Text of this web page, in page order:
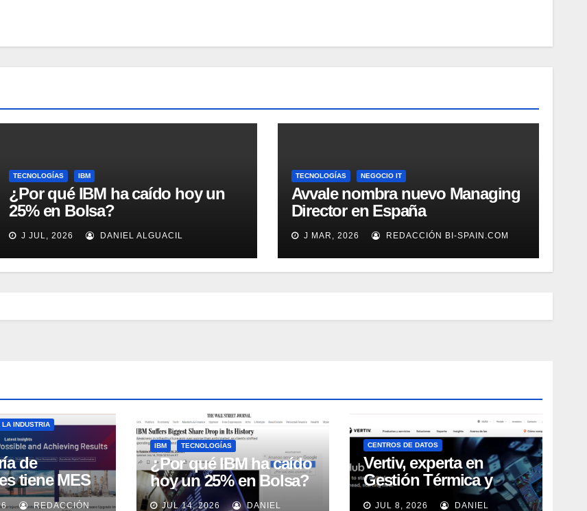
TECNOLOGÍAS IBM
¿Por qué IBM ha caído hoy un
25% en Bolsa?
J JUL, 2026 DANIEL ALGUACIL
TECNOLOGÍAS NEGOCIO IT
Avvale nombra nuevo Managing
Director en España
J MAR, 2026 REDACCIÓN BI-SPAIN.COM
LA INDUSTRIA
de
tiene MES
usaREDACCIÓN
IBM TECNOLOGÍAS
¿Por qué IBM ha caído
hoy un 25% en Bolsa?
JUL 14, 2026 DANIEL
CENTROS DE DATOS
Vertiv, experta en
Gestión Térmica y
energía de Centros de
JUL 8, 2026 DANIEL